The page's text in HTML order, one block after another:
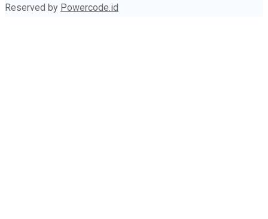
Reserved by Powercode.id